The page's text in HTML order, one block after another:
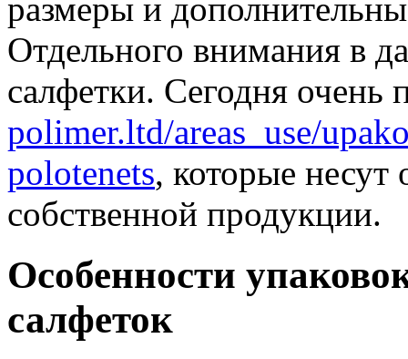
размеры и
Отдельного внимания в
салфетки. Сегодня очень
polimer.ltd/areas_use/
polotenets, которые несут
собственной продукции.
Особенности
салфеток